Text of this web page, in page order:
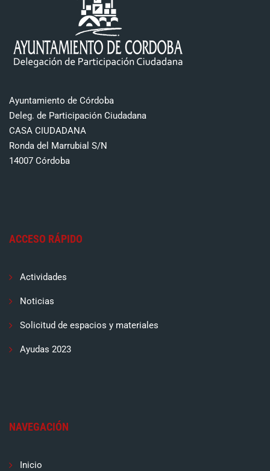
Ayuntamiento de Córdoba
Deleg. de Participación Ciudadana
CASA CIUDADANA
Ronda del Marrubial S/N
14007 Córdoba
ACCESO RÁPIDO
Actividades
Noticias
Solicitud de espacios y materiales
Ayudas 2023
NAVEGACIÓN
Inicio